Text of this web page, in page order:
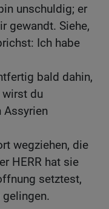
unschuldig; er
gewandt. Siehe,
Ich habe
bald dahin,
du
Assyrien
wegziehen, die
HERR hat sie
setztest,